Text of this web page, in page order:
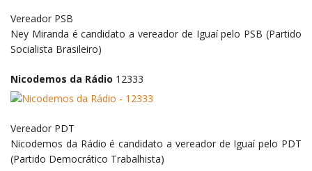
Vereador PSB
Ney Miranda é candidato a vereador de Iguaí pelo PSB (Partido
Socialista Brasileiro)
Nicodemos da Rádio 12333
Vereador PDT
Nicodemos da Rádio é candidato a vereador de Iguaí pelo PDT
(Partido Democrático Trabalhista)